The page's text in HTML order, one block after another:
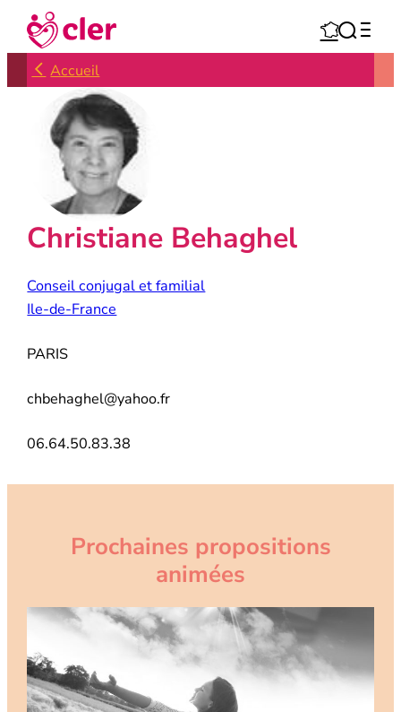
Aller
contenu
 
Accueil
Christiane Behaghel
Conseil conjugal et familial
Ile-de-France
PARIS
chbehaghel@yahoo.fr
06.64.50.83.38
Prochaines propositions
animées